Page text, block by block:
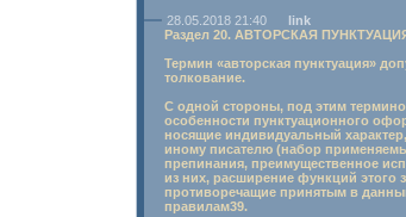
28.05.2018 21:40
link
Раздел 20. АВТОРСКАЯ
Термин «авторская пунктуация»
толкование.
С одной стороны, под этим
особенности пунктуационного
носящие индивидуальный
иному писателю (набор
препинания, преимущественное
из них, расширение функций этого
противоречащие принятым в
правилам39.